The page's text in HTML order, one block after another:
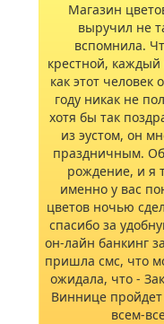
Магазин
выручил не
вспомнила.
крестной, каждый
как этот человек
году никак не
хотя бы так
из эустом, он
праздничным.
рождение, и я
именно у вас
цветов ночью
спасибо за
он-лайн банкинг
пришла смс, что
ожидала, что -
Виннице
всем-